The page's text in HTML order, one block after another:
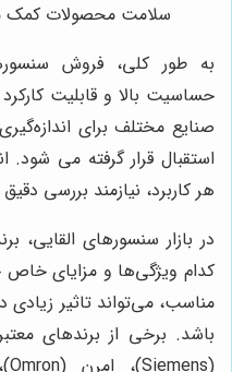
سلامت محصولات کمک
به طور کلی، فروش
حساسیت بالا و قابلیت
صنایع مختلف برای
استقبال قرار گرفته می
هر کاربرد، نیازمند بررسی
در بازار سنسورهای القایی،
کدام ویژگی‌ها و مزایای خاص
مناسب، می‌تواند تاثیر
باشد. برخی از برندهای